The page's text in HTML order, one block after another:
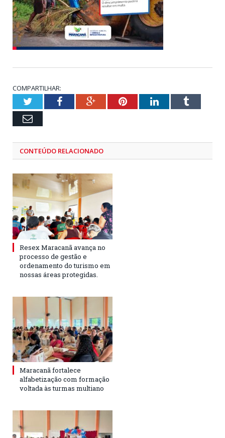
COMPARTILHAR:
TwitterFacebookGoogle+PinterestLinkedInTumblr
Email
CONTEÚDO RELACIONADO
Resex Maracanã avança no
processo de gestão e
ordenamento do turismo em
nossas áreas protegidas.
Maracanã fortalece
alfabetização com formação
voltada às turmas multiano